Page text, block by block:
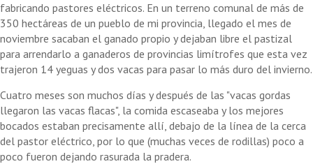
fabricando pastores eléctricos. En un terreno comunal de más de
350 hectáreas de un pueblo de mi provincia, llegado el mes de
noviembre sacaban el ganado propio y dejaban libre el pastizal
para arrendarlo a ganaderos de provincias limítrofes que esta vez
trajeron 14 yeguas y dos vacas para pasar lo más duro del invierno.
Cuatro meses son muchos días y después de las "vacas gordas
llegaron las vacas flacas", la comida escaseaba y los mejores
bocados estaban precisamente allí, debajo de la línea de la cerca
del pastor eléctrico, por lo que (muchas veces de rodillas) poco a
poco fueron dejando rasurada la pradera.